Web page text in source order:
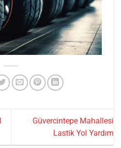
Güvercintepe Mahallesi
Lastik Yol Yardım